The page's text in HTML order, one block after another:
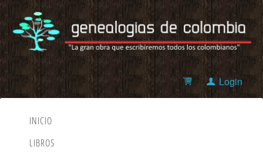
Login
INICIO
LIBROS